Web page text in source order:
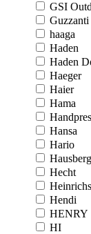
GSI
Guzzanti
haaga
Haden
Haden
Haeger
Haier
Hama
Hansa
Hario
Hausberg
Hecht
Heinrichs
Hendi
HENRY
HI